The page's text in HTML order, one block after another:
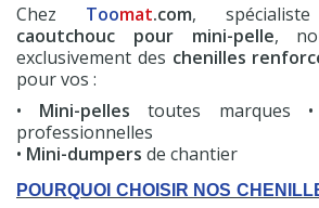
Chez Toomat.com,
caoutchouc pour mini-pelle,
exclusivement des chenilles
pour vos :
• Mini-pelles toutes marques •
professionnelles
• Mini-dumpers de chantier
POURQUOI CHOISIR NOS